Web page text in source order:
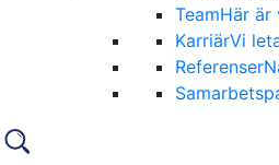
TeamHär är
KarriärVi
Referenser